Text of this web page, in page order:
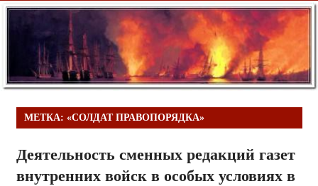
МЕТКА: «СОЛДАТ ПРАВОПОРЯДКА»
Деятельность сменных редакций газет
внутренних войск в особых условиях в